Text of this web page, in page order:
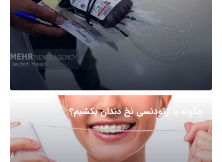
چگونه با ارتودنسی نخ دندان بکشیم؟